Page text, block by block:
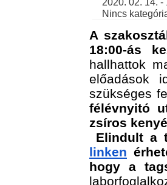
Nincs
A
18:00-ás
hallhattok
előadások
szükséges
félévnyitó
zsíros
Elindult a
linken
hogy a